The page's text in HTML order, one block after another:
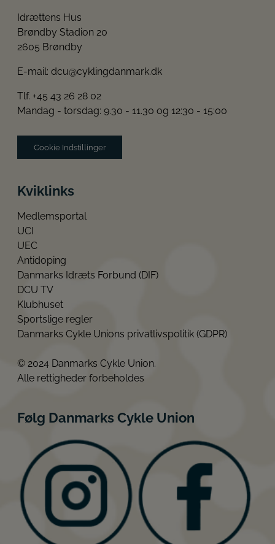
Idrættens Hus
Brøndby Stadion 20
2605 Brøndby
E-mail: dcu@cyklingdanmark.dk
Tlf. +45 43 26 28 02
Mandag - torsdag: 9.30 - 11.30 og 12:30 - 15:00
Cookie Indstillinger
Kviklinks
Medlemsportal
UCI
UEC
Antidoping
Danmarks Idræts Forbund (DIF)
DCU TV
Klubhuset
Sportslige regler
Danmarks Cykle Unions privatlivspolitik (GDPR)
© 2024 Danmarks Cykle Union.
Alle rettigheder forbeholdes
Følg Danmarks Cykle Union